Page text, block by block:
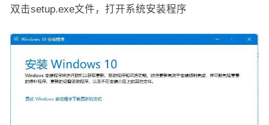
双击setup.exe文件，打开系统安装程序